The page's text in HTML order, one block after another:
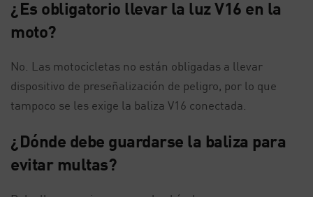
¿Es obligatorio llevar la luz V16 en la
moto?
No. Las motocicletas no están obligadas a llevar
dispositivo de preseñalización de peligro, por lo que
tampoco se les exige la baliza V16 conectada.
¿Dónde debe guardarse la baliza para
evitar multas?